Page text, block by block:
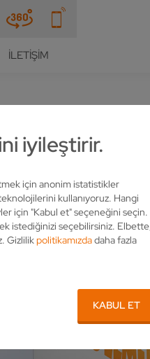
iyileştirir.
için anonim istatistikler
kullanıyoruz. Hangi
için "Kabul et" seçeneğini seçin.
istediğinizi seçebilirsiniz. Elbette,
Gizlilikpolitikamızdadaha fazla
KABUL ET
İLETIŞIM
HASSASIYET